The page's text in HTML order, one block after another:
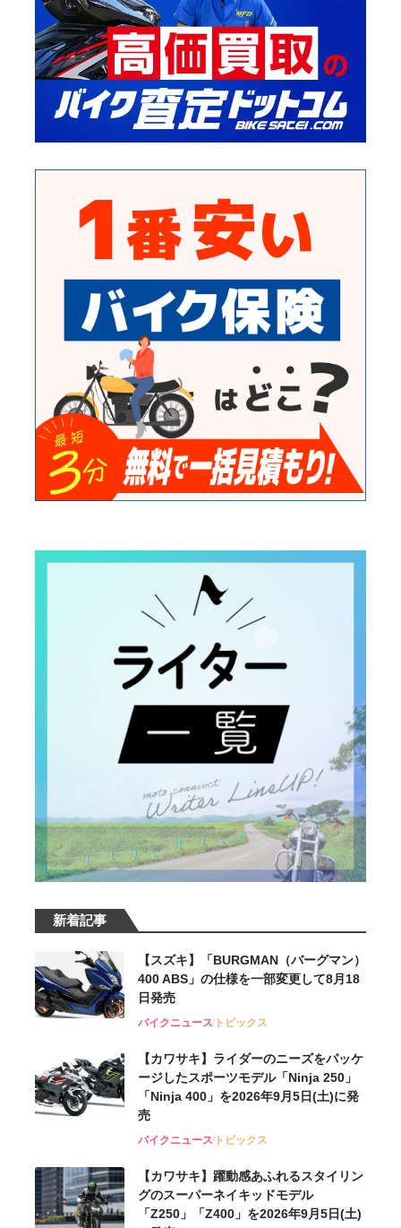
新着記事
【スズキ】「BURGMAN（バーグマン）
400 ABS」の仕様を一部変更して8月18
日発売
バイクニューストピックス
【カワサキ】ライダーのニーズをパッケ
ージしたスポーツモデル「Ninja 250」
「Ninja 400」を2026年9月5日(土)に発
売
バイクニューストピックス
【カワサキ】躍動感あふれるスタイリン
グのスーパーネイキッドモデル
「Z250」「Z400」を2026年9月5日(土)